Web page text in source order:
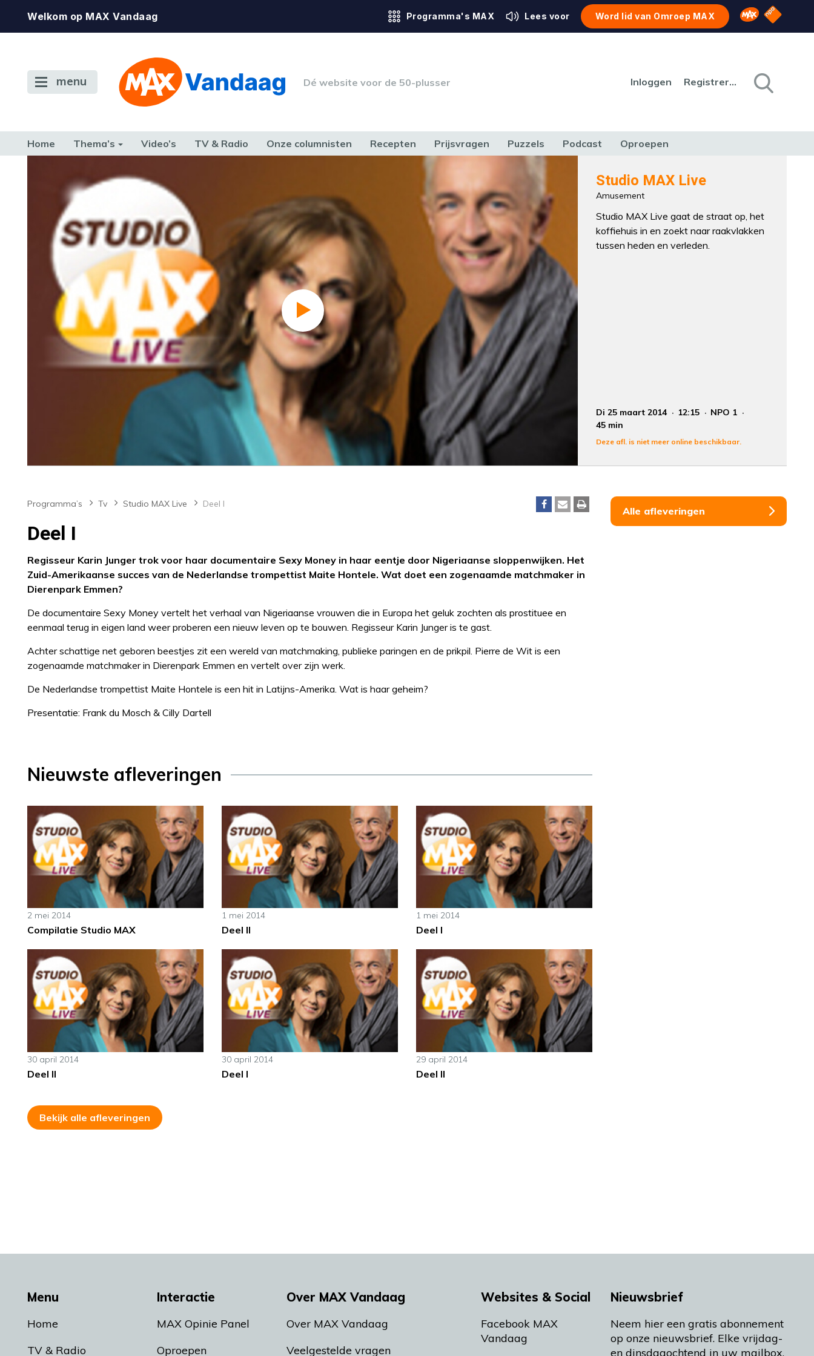
Welkom op MAX Vandaag Programma's MAX Lees voor Word lid van Omroep MAX Omroep MAX
NPO
menu Dé website voor de 50-plusser Inloggen Registreren
Home Thema’s Video’s TV & Radio Onze columnisten Recepten Prijsvragen Puzzels Podcast Oproepen
TERUG NAAR TOEN Studio MAX Live
Amusement
Studio MAX Live gaat de straat op, het
koffiehuis in en zoekt naar raakvlakken
tussen heden en verleden.
Di 25 maart 2014 12:15
NPO 1
45 min
Deze afl. is niet meer online beschikbaar.
Programma’s Tv Studio MAX Live Deel I
Deel I
Regisseur Karin Junger trok voor haar documentaire Sexy Money in haar eentje door Nigeriaanse sloppenwijken. Het
Zuid-Amerikaanse succes van de Nederlandse trompettist Maite Hontele. Wat doet een zogenaamde matchmaker in
Dierenpark Emmen?
De documentaire Sexy Money vertelt het verhaal van Nigeriaanse vrouwen die in Europa het geluk zochten als prostituee en
eenmaal terug in eigen land weer proberen een nieuw leven op te bouwen. Regisseur Karin Junger is te gast.
Achter schattige net geboren beestjes zit een wereld van matchmaking, publieke paringen en de prikpil. Pierre de Wit is een
zogenaamde matchmaker in Dierenpark Emmen en vertelt over zijn werk.
De Nederlandse trompettist Maite Hontele is een hit in Latijns-Amerika. Wat is haar geheim?
Presentatie: Frank du Mosch & Cilly Dartell
Nieuwste afleveringen
2 mei 2014
Compilatie Studio MAX
1 mei 2014
Deel II
1 mei 2014
Deel I
30 april 2014
Deel II
30 april 2014
Deel I
29 april 2014
Deel II
Bekijk alle afleveringen
Alle afleveringen
Menu
Home
TV & Radio
Interactie
MAX Opinie Panel
Oproepen
Over MAX Vandaag
Over MAX Vandaag
Veelgestelde vragen
Websites & Social
Facebook MAX
Vandaag
Nieuwsbrief
Neem hier een gratis abonnement
op onze nieuwsbrief. Elke vrijdag-
en dinsdagochtend in uw mailbox.